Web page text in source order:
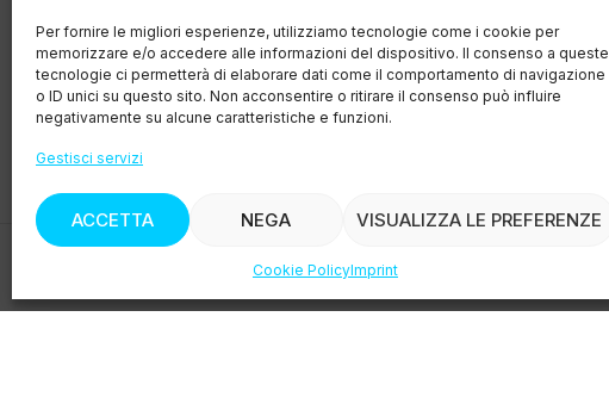
Per fornire le migliori esperienze, utilizziamo tecnologie come i cookie per
memorizzare e/o accedere alle informazioni del dispositivo. Il consenso a queste
tecnologie ci permetterà di elaborare dati come il comportamento di navigazione
o ID unici su questo sito. Non acconsentire o ritirare il consenso può influire
negativamente su alcune caratteristiche e funzioni.
Gestisci servizi
ACCETTA NEGA VISUALIZZA LE PREFERENZE
Cookie PolicyImprint
attento, che vuole per sé e per la
propria famiglia il meglio che si trova sul
mercato con garanzie di tracciabilità e